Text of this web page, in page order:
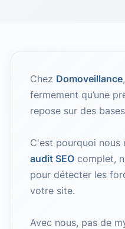
Chez Domoveillance
fermement qu’une
repose sur des
C'est pourquoi nous
audit SEOcomplet,
pour détecter les
votre site.
Avec nous, pas de